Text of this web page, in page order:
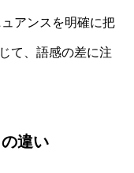
アンスを明確に把
て、語感の差に注
違い